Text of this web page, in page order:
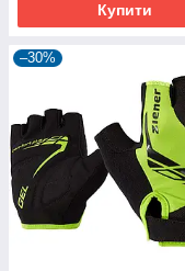
Купити
–30%